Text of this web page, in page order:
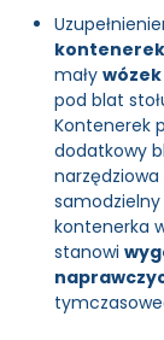
mały
pod blat
Kontenerek
dodatkowy
kontenerka
stanowi